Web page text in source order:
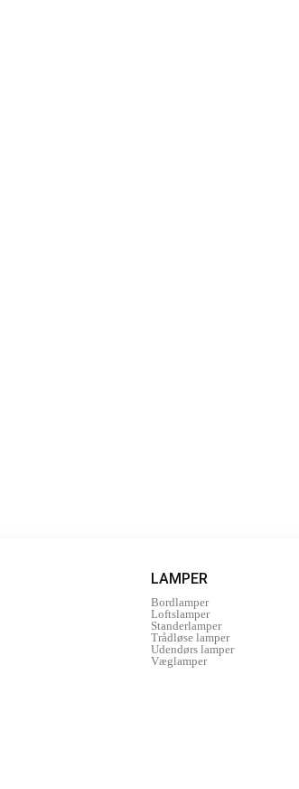
LAMPER
Bordlamper
Loftslamper
Standerlamper
Trådløse lamper
Udendørs lamper
Væglamper